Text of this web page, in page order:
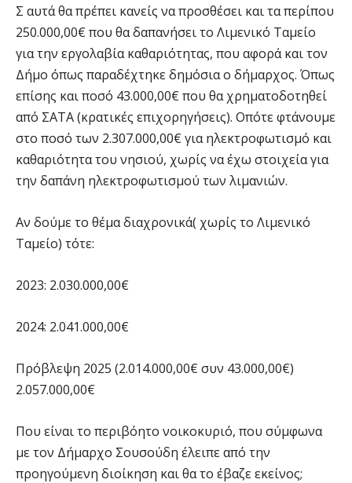
Σ αυτά θα πρέπει κανείς να προσθέσει και τα περίπου
250.000,00€ που θα δαπανήσει το Λιμενικό Ταμείο
για την εργολαβία καθαριότητας, που αφορά και τον
Δήμο όπως παραδέχτηκε δημόσια ο δήμαρχος. Όπως
επίσης και ποσό 43.000,00€ που θα χρηματοδοτηθεί
από ΣΑΤΑ (κρατικές επιχορηγήσεις). Οπότε φτάνουμε
στο ποσό των 2.307.000,00€ για ηλεκτροφωτισμό και
καθαριότητα του νησιού, χωρίς να έχω στοιχεία για
την δαπάνη ηλεκτροφωτισμού των λιμανιών.
Αν δούμε το θέμα διαχρονικά( χωρίς το Λιμενικό
Ταμείο) τότε:
2023: 2.030.000,00€
2024: 2.041.000,00€
Πρόβλεψη 2025 (2.014.000,00€ συν 43.000,00€)
2.057.000,00€
Που είναι το περιβόητο νοικοκυριό, που σύμφωνα
με τον Δήμαρχο Σουσούδη έλειπε από την
προηγούμενη διοίκηση και θα το έβαζε εκείνος;